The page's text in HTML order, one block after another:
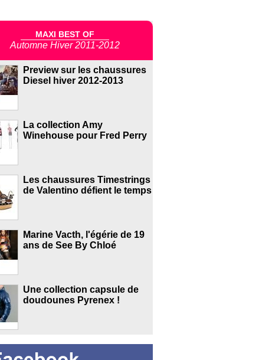
MAXI BEST OF
Automne Hiver 2011-2012
Preview sur les chaussures
Diesel hiver 2012-2013
La collection Amy
Winehouse pour Fred Perry
Les chaussures Timestrings
de Valentino défient le temps
Marine Vacth, l'égérie de 19
ans de See By Chloé
Une collection capsule de
doudounes Pyrenex !